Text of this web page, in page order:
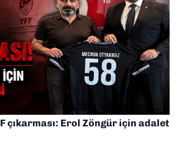
çıkarması: Erol Zöngür için adalet